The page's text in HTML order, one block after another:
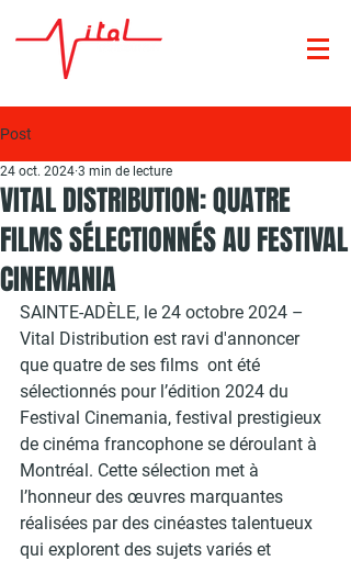
Post
VITAL DISTRIBUTION: QUATRE
FILMS SÉLECTIONNÉS AU FESTIVAL
CINEMANIA
24 oct. 2024 3 min de lecture
SAINTE-ADÈLE, le 24 octobre 2024 –
Vital Distribution est ravi d'annoncer
que quatre de ses films  ont été
sélectionnés pour l’édition 2024 du
Festival Cinemania, festival prestigieux
de cinéma francophone se déroulant à
Montréal. Cette sélection met à
l’honneur des œuvres marquantes
réalisées par des cinéastes talentueux
qui explorent des sujets variés et